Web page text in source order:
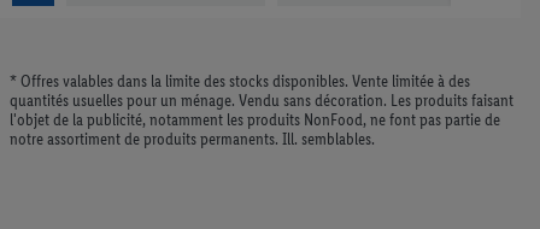
* Offres valables dans la limite des stocks disponibles. Vente limitée à des
quantités usuelles pour un ménage. Vendu sans décoration. Les produits faisant
l'objet de la publicité, notamment les produits NonFood, ne font pas partie de
notre assortiment de produits permanents. Ill. semblables.